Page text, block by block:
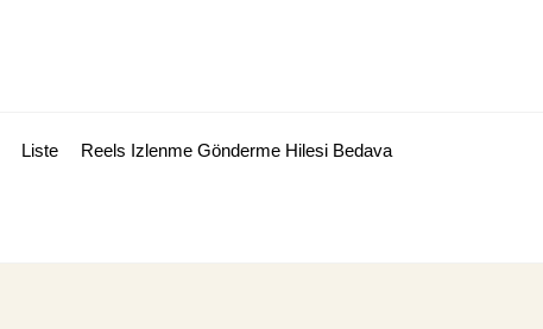
Liste Reels Izlenme Gönderme Hilesi Bedava